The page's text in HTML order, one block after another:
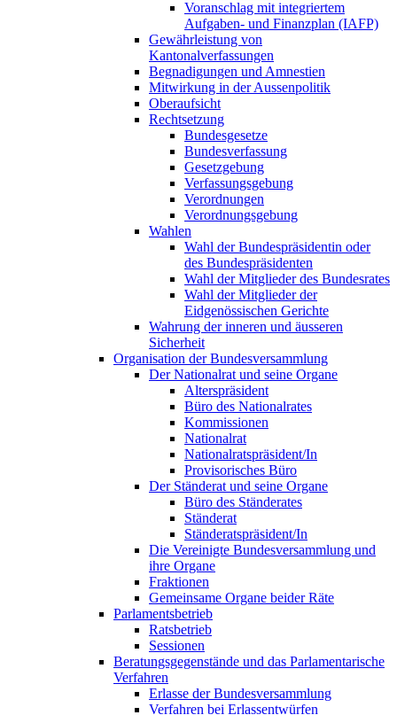
Voranschlag mit integriertem
Aufgaben- und Finanzplan (IAFP)
Gewährleistung von
Kantonalverfassungen
Begnadigungen und Amnestien
Mitwirkung in der Aussenpolitik
Oberaufsicht
Rechtsetzung
Bundesgesetze
Bundesverfassung
Gesetzgebung
Verfassungsgebung
Verordnungen
Verordnungsgebung
Wahlen
Wahl der Bundespräsidentin oder
des Bundespräsidenten
Wahl der Mitglieder des Bundesrates
Wahl der Mitglieder der
Eidgenössischen Gerichte
Wahrung der inneren und äusseren
Sicherheit
Organisation der Bundesversammlung
Der Nationalrat und seine Organe
Alterspräsident
Büro des Nationalrates
Kommissionen
Nationalrat
Nationalratspräsident/In
Provisorisches Büro
Der Ständerat und seine Organe
Büro des Ständerates
Ständerat
Ständeratspräsident/In
Die Vereinigte Bundesversammlung und
ihre Organe
Fraktionen
Gemeinsame Organe beider Räte
Parlamentsbetrieb
Ratsbetrieb
Sessionen
Beratungsgegenstände und das Parlamentarische
Verfahren
Erlasse der Bundesversammlung
Verfahren bei Erlassentwürfen